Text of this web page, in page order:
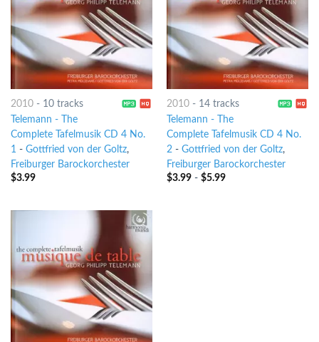
2010- 10 tracks
Telemann - The
Complete Tafelmusik CD 4 No.
1- Gottfried von der Goltz,
Freiburger Barockorchester
$3.99
2010- 14 tracks
Telemann - The
Complete Tafelmusik CD 4 No.
2- Gottfried von der Goltz,
Freiburger Barockorchester
$3.99- $5.99